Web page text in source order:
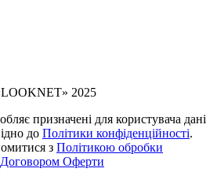
2025
призначені для користувача дані
до Політики конфіденційності.
з Політикою обробки
Договором Оферти